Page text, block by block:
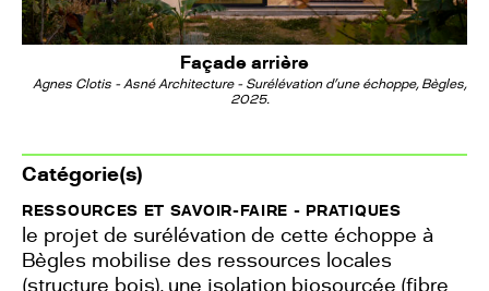
Façade arrière
Agnes Clotis - Asné Architecture - Surélévation d'une échoppe, Bègles,
2025.
Catégorie(s)
RESSOURCES ET SAVOIR-FAIRE - PRATIQUES
le projet de surélévation de cette échoppe à
Bègles mobilise des ressources locales
(structure bois), une isolation biosourcée (fibre